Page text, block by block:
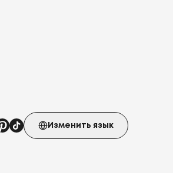
Изменить язык